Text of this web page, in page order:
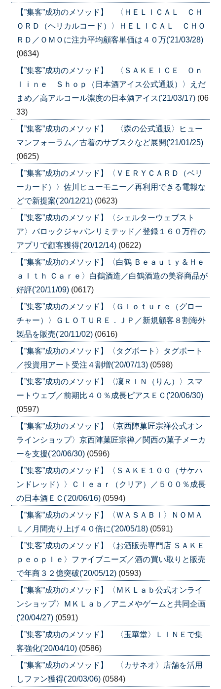
【”集客”成功のメソッド】 〈ＨＥＬＩＣＡＬ ＣＨ
ＯＲＤ（ヘリカルコード）〉ＨＥＬＩＣＡＬ ＣＨＯ
ＲＤ／ＯＭＯに注力平均顧客単価は４０万('21/03/28)
(0634)
【”集客”成功のメソッド】 〈ＳＡＫＥＩＣＥ Ｏｎ
ｌｉｎｅ Ｓｈｏｐ（日本酒アイス公式通販）〉えだ
まめ／高アルコール濃度の日本酒アイス('21/03/17) (06
33)
【”集客”成功のメソッド】 〈森の公式通販〉ヒュー
マンフォーラム／古着のサブスクなど展開('21/01/25)
(0625)
【”集客”成功のメソッド】〈ＶＥＲＹＣＡＲＤ（ベリ
ーカード）〉佐川ヒューモニー／再利用できる電報な
どで新提案('20/12/21) (0623)
【”集客”成功のメソッド】〈シェルターウェブスト
ア〉バロックジャパンリミテッド／登録１６０万件の
アプリで顧客獲得('20/12/14) (0622)
【”集客”成功のメソッド】〈白鶴 Ｂｅａｕｔｙ＆Ｈｅ
ａｌｔｈ Ｃａｒｅ〉白鶴酒造／白鶴酒造の美容商品が
好評('20/11/09) (0617)
【”集客”成功のメソッド】〈Ｇｌｏｔｕｒｅ（グロー
チャー）〉ＧＬＯＴＵＲＥ．ＪＰ／新規顧客８割海外
製品を販売('20/11/02) (0616)
【”集客”成功のメソッド】〈タグボート〉タグボート
／投資用アート受注４割増('20/07/13) (0598)
【”集客”成功のメソッド】〈凜ＲＩＮ（りん）〉スマ
ートウェブ／前期比４０％成長ピアスＥＣ('20/06/30)
(0597)
【”集客”成功のメソッド】〈京西陣菓匠宗禅公式オン
ラインショップ〉京西陣菓匠宗禅／関西の菓子メーカ
ーを支援('20/06/30) (0596)
【”集客”成功のメソッド】〈ＳＡＫＥ１００（サケハ
ンドレッド）〉Ｃｌｅａｒ（クリア）／５００％成長
の日本酒ＥＣ('20/06/16) (0594)
【”集客”成功のメソッド】〈ＷＡＳＡＢＩ〉ＮＯＭＡ
Ｌ／月間売り上げ４０倍に('20/05/18) (0591)
【”集客”成功のメソッド】〈お酒販売専門店 ＳＡＫＥ
ｐｅｏｐｌｅ〉ファイブニーズ／酒の買い取りと販売
で年商３２億突破('20/05/12) (0593)
【”集客”成功のメソッド】〈ＭＫＬａｂ公式オンライ
ンショップ〉ＭＫＬａｂ／アニメやゲームと共同企画
('20/04/27) (0591)
【”集客”成功のメソッド】 〈玉華堂〉ＬＩＮＥで集
客強化('20/04/10) (0586)
【”集客”成功のメソッド】 〈カサネオ〉店舗を活用
しファン獲得('20/03/06) (0584)